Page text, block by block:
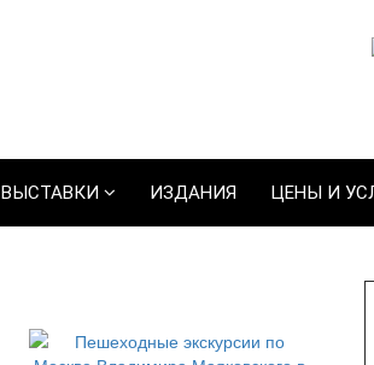
ВЫСТАВКИ ИЗДАНИЯ ЦЕНЫ И